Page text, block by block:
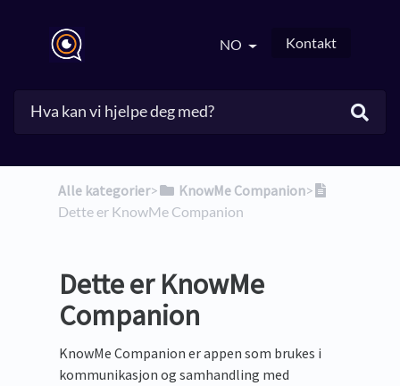
NO Kontakt
Alle kategorier​>​ ​KnowMe Companion​>​
Dette er KnowMe Companion
Dette er KnowMe
Companion
KnowMe Companion er appen som brukes i
kommunikasjon og samhandling med